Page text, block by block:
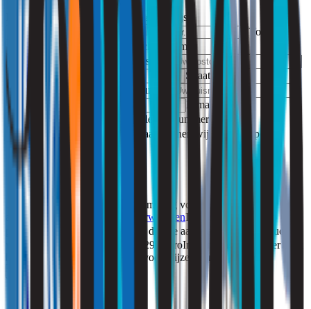
Product
Prijs
Aanhef
Voornaam
Achternaam
Postcode
Woonplaats
Straatnaam
Nummer
Toevoeging
E-mailadres
Telefoonnummer
Waar kunnen wij u mee helpen?
Instemming voorwaarden
akkoord met de
particuliere voorwaardenInstemming aankoop
product
Ik ga akkoord met de directe aankoop van dit product
voor bovengenoemde prijs van 297 euroInstemming particulier
ben een particulier en vraag dit voor mijzelf aan